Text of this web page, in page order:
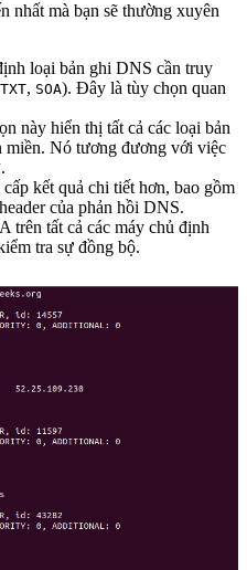
nhất mà bạn sẽ thường xuyên
loại bản ghi DNS cần truy
TXT, SOA). Đây là tùy chọn quan
này hiển thị tất cả các loại bản
miền. Nó tương đương với việc
.
kết quả chi tiết hơn, bao gồm
của phản hồi DNS.
trên tất cả các máy chủ định
tra sự đồng bộ.